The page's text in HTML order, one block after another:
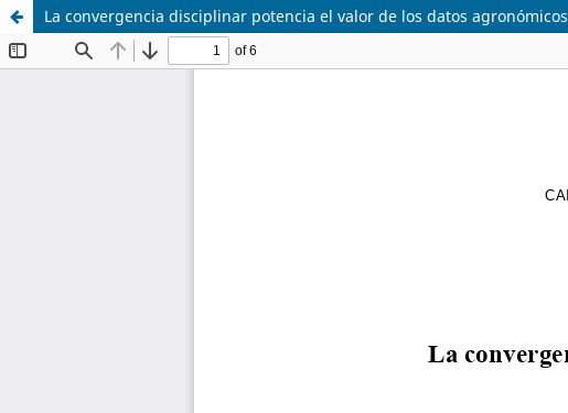
La convergencia disciplinar potencia el valor de los datos agronómicos